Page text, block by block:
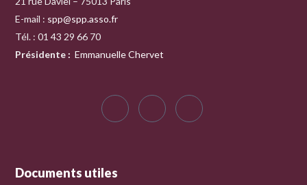
E-mail : spp@spp.asso.fr
Tél. : 01 43 29 66 70
Présidente : Emmanuelle Chervet
Documents utiles